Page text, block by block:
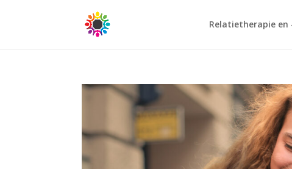
Relatietherapie en